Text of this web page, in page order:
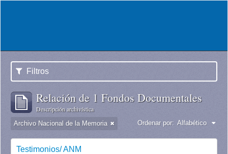
Filtros
Relación de 1 Fondos Documentales
Descripción archivística
Archivo Nacional de la Memoria Ordenar por: Alfabético
Testimonios/ ANM